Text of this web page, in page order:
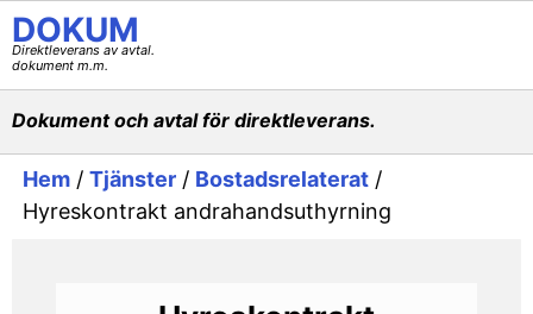
DOKUM
Direktleverans av avtal.
dokument m.m.
Dokument och avtal för direktleverans.
Hem / Tjänster / Bostadsrelaterat /
Hyreskontrakt andrahandsuthyrning